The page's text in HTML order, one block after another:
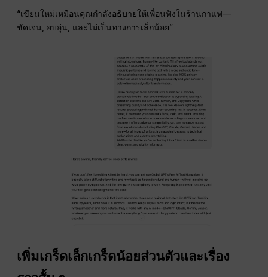
“เขียนใหม่เหมือนคุณกำลังอธิบายให้เพื่อนฟังในร้านกาแฟ—
ชัดเจน, อบอุ่น, และไม่เป็นทางการเล็กน้อย”
เพิ่มเกร็ดเล็กเกร็ดน้อยส่วนตัวและเรื่อง